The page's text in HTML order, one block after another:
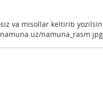
va misollar keltirib